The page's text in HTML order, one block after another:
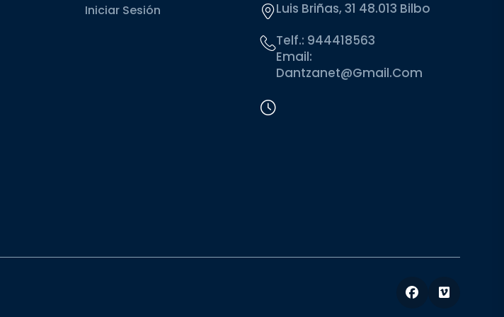
Iniciar Sesión
Luis Briñas, 31 48.013 Bilbo
Telf.: 944418563
Email:
Dantzanet@gmail.com
Facebook
Vimeo